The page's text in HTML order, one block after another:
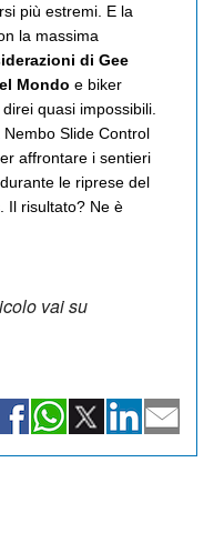
più estremi. E la
la massima
di Gee
Mondo e biker
quasi impossibili.
Slide Control
affrontare i sentieri
le riprese del
Il risultato? Ne è
vai su